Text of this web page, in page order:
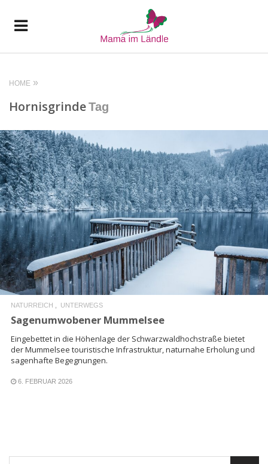
HOME
HornisgrindeTag
READ MORE
NATURREICH UNTERWEGS
Sagenumwobener Mummelsee
Eingebettet in die Höhenlage der Schwarzwaldhochstraße bietet
der Mummelsee touristische Infrastruktur, naturnahe Erholung und
sagenhafte Begegnungen.
6. FEBRUAR 2026